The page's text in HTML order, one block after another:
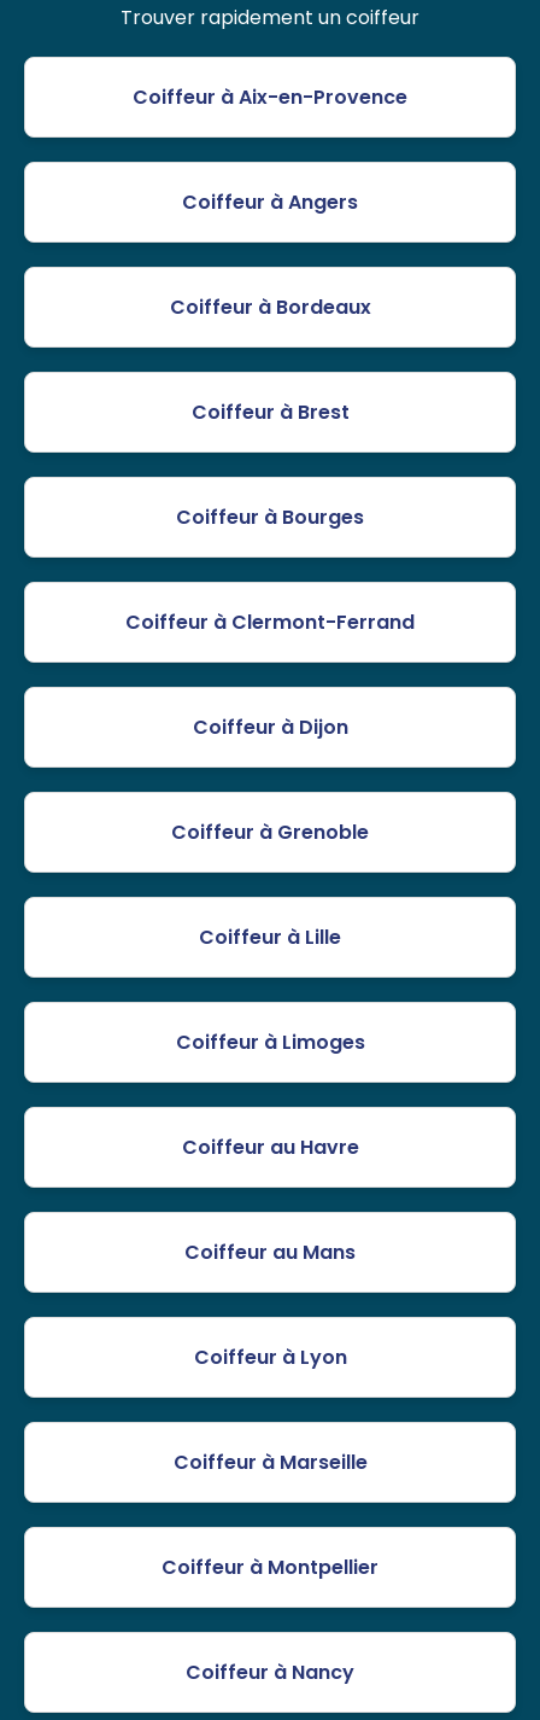
Trouver rapidement un coiffeur
Coiffeur à Aix-en-Provence
Coiffeur à Angers
Coiffeur à Bordeaux
Coiffeur à Brest
Coiffeur à Bourges
Coiffeur à Clermont-Ferrand
Coiffeur à Dijon
Coiffeur à Grenoble
Coiffeur à Lille
Coiffeur à Limoges
Coiffeur au Havre
Coiffeur au Mans
Coiffeur à Lyon
Coiffeur à Marseille
Coiffeur à Montpellier
Coiffeur à Nancy